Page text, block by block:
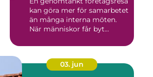
kan göra mer för samarbetet
än många interna möten.
När människor får byt...
03. jun